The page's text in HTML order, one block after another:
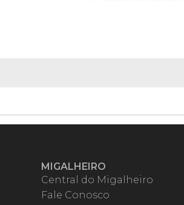
MIGALHEIRO
Central do Migalheiro
Fale Conosco